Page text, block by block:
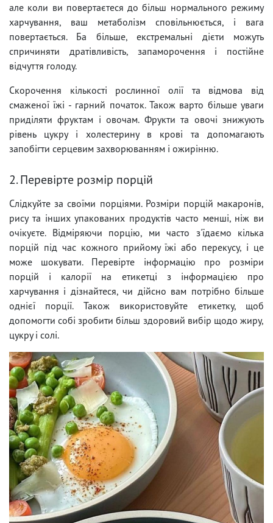
але коли ви повертаєтеся до більш нормального режиму
харчування, ваш метаболізм сповільнюється, і вага
повертається. Ба більше, екстремальні дієти можуть
спричиняти дратівливість, запаморочення і постійне
відчуття голоду.
Скорочення кількості рослинної олії та відмова від
смаженої їжі - гарний початок. Також варто більше уваги
приділяти фруктам і овочам. Фрукти та овочі знижують
рівень цукру і холестерину в крові та допомагають
запобігти серцевим захворюванням і ожирінню.
2. Перевірте розмір порцій
Слідкуйте за своїми порціями. Розміри порцій макаронів,
рису та інших упакованих продуктів часто менші, ніж ви
очікуєте. Відміряючи порцію, ми часто з'їдаємо кілька
порцій під час кожного прийому їжі або перекусу, і це
може шокувати. Перевірте інформацію про розміри
порцій і калорії на етикетці з інформацією про
харчування і дізнайтеся, чи дійсно вам потрібно більше
однієї порції. Також використовуйте етикетку, щоб
допомогти собі зробити більш здоровий вибір щодо жиру,
цукру і солі.